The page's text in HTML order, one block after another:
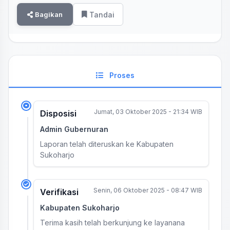
Bagikan Tandai
Proses
Disposisi Jumat, 03 Oktober 2025 - 21:34 WIB
Admin Gubernuran
Laporan telah diteruskan ke Kabupaten
Sukoharjo
Verifikasi Senin, 06 Oktober 2025 - 08:47 WIB
Kabupaten Sukoharjo
Terima kasih telah berkunjung ke layanana